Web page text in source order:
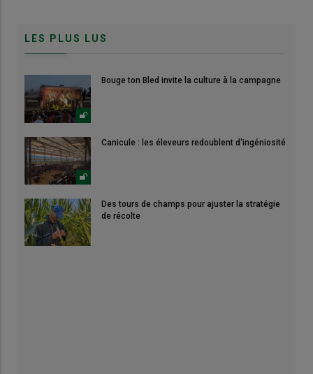
LES PLUS LUS
Bouge ton Bled invite la culture à la campagne
Canicule : les éleveurs redoublent d'ingéniosité
Des tours de champs pour ajuster la stratégie
de récolte